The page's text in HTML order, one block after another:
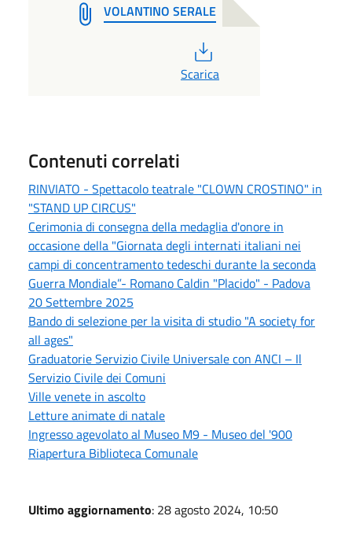
VOLANTINO SERALE
Scarica
Contenuti correlati
RINVIATO - Spettacolo teatrale "CLOWN CROSTINO" in
"STAND UP CIRCUS"
Cerimonia di consegna della medaglia d'onore in
occasione della "Giornata degli internati italiani nei
campi di concentramento tedeschi durante la seconda
Guerra Mondiale”- Romano Caldin "Placido" - Padova
20 Settembre 2025
Bando di selezione per la visita di studio "A society for
all ages"
Graduatorie Servizio Civile Universale con ANCI – Il
Servizio Civile dei Comuni
Ville venete in ascolto
Letture animate di natale
Ingresso agevolato al Museo M9 - Museo del '900
Riapertura Biblioteca Comunale
Ultimo aggiornamento: 28 agosto 2024, 10:50